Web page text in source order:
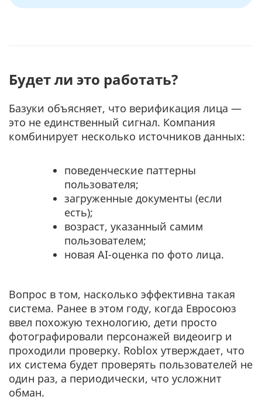
Будет ли это работать?
Базуки объясняет, что верификация лица —
это не единственный сигнал. Компания
комбинирует несколько источников данных:
поведенческие паттерны
пользователя;
загруженные документы (если
есть);
возраст, указанный самим
пользователем;
новая AI-оценка по фото лица.
Вопрос в том, насколько эффективна такая
система. Ранее в этом году, когда Евросоюз
ввел похожую технологию, дети просто
фотографировали персонажей видеоигр и
проходили проверку. Roblox утверждает, что
их система будет проверять пользователей не
один раз, а периодически, что усложнит
обман.